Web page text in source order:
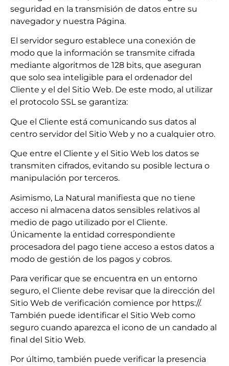
seguridad en la transmisión de datos entre su
navegador y nuestra Página.
El servidor seguro establece una conexión de
modo que la información se transmite cifrada
mediante algoritmos de 128 bits, que aseguran
que solo sea inteligible para el ordenador del
Cliente y el del Sitio Web. De este modo, al utilizar
el protocolo SSL se garantiza:
Que el Cliente está comunicando sus datos al
centro servidor del Sitio Web y no a cualquier otro.
Que entre el Cliente y el Sitio Web los datos se
transmiten cifrados, evitando su posible lectura o
manipulación por terceros.
Asimismo, La Natural manifiesta que no tiene
acceso ni almacena datos sensibles relativos al
medio de pago utilizado por el Cliente.
Únicamente la entidad correspondiente
procesadora del pago tiene acceso a estos datos a
modo de gestión de los pagos y cobros.
Para verificar que se encuentra en un entorno
seguro, el Cliente debe revisar que la dirección del
Sitio Web de verificación comience por https://.
También puede identificar el Sitio Web como
seguro cuando aparezca el icono de un candado al
final del Sitio Web.
Por último, también puede verificar la presencia